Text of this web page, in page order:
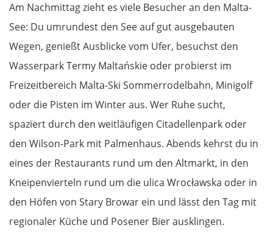
Am Nachmittag zieht es viele Besucher an den Malta-
See: Du umrundest den See auf gut ausgebauten
Wegen, genießt Ausblicke vom Ufer, besuchst den
Wasserpark Termy Maltańskie oder probierst im
Freizeitbereich Malta-Ski Sommerrodelbahn, Minigolf
oder die Pisten im Winter aus. Wer Ruhe sucht,
spaziert durch den weitläufigen Citadellenpark oder
den Wilson-Park mit Palmenhaus. Abends kehrst du in
eines der Restaurants rund um den Altmarkt, in den
Kneipenvierteln rund um die ulica Wrocławska oder in
den Höfen von Stary Browar ein und lässt den Tag mit
regionaler Küche und Posener Bier ausklingen.